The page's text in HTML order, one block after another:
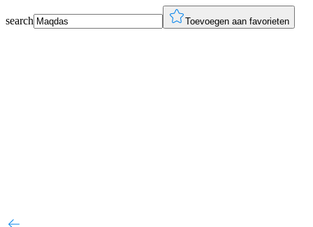
search Toevoegen aan favorieten